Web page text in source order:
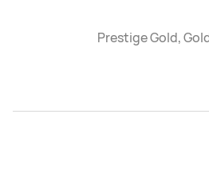
Prestige Gold,